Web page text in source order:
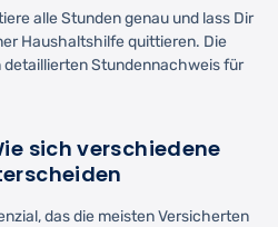
alle Stunden genau und lass Dir
Haushaltshilfe quittieren. Die
detaillierten Stundennachweis für
sich verschiedene
das die meisten Versicherten